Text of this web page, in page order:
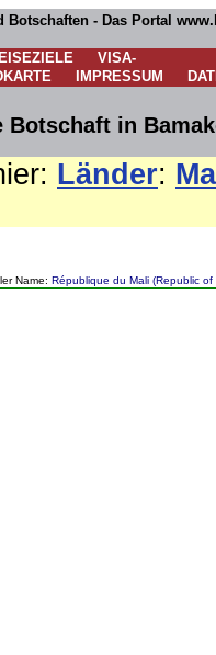
Botschaften - Das Portal
VISA-
IMPRESSUM
Botschaft in
Länder:
Name: République du Mali (Republic of